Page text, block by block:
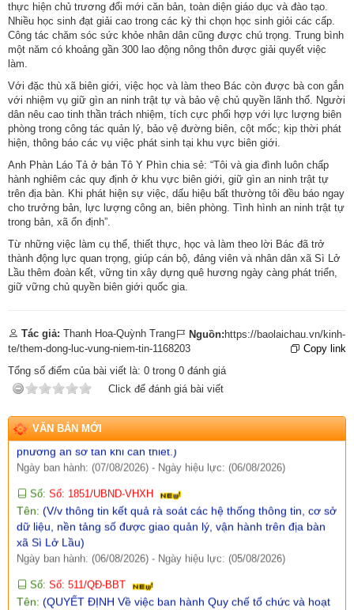
thực hiện chủ trương đổi mới căn bản, toàn diện giáo dục và đào tạo.
Nhiều học sinh đạt giải cao trong các kỳ thi chọn học sinh giỏi các cấp.
Công tác chăm sóc sức khỏe nhân dân cũng được chú trọng. Trung bình
một năm có khoảng gần 300 lao động nông thôn được giải quyết việc
làm.
Với đặc thù xã biên giới, việc học và làm theo Bác còn được bà con gắn
với nhiệm vụ giữ gìn an ninh trật tự và bảo vệ chủ quyền lãnh thổ. Người
dân nêu cao tinh thần trách nhiệm, tích cực phối hợp với lực lượng biên
phòng trong công tác quản lý, bảo vệ đường biên, cột mốc; kịp thời phát
hiện, thông báo các vụ việc phát sinh tại khu vực biên giới.
Anh Phàn Láo Tả ở bản Tô Y Phìn chia sẻ: “Tôi và gia đình luôn chấp
hành nghiêm các quy định ở khu vực biên giới, giữ gìn an ninh trật tự
trên địa bàn. Khi phát hiện sự việc, dấu hiệu bất thường tôi đều báo ngay
cho trưởng bản, lực lượng công an, biên phòng. Tình hình an ninh trật tự
trong bản, xã ổn định”.
Từ những việc làm cụ thể, thiết thực, học và làm theo lời Bác đã trở
thành động lực quan trọng, giúp cán bộ, đảng viên và nhân dân xã Sì Lở
Lầu thêm đoàn kết, vững tin xây dựng quê hương ngày càng phát triển,
giữ vững chủ quyền biên giới quốc gia.
Tác giả: Thanh Hoa-Quỳnh Trang Nguồn: https://baolaichau.vn/kinh-
te/them-dong-luc-vung-niem-tin-1168203
Copy link
Tổng số điểm của bài viết là: 0 trong 0 đánh giá
Click để đánh giá bài viết
VĂN BẢN MỚI
Số:Số:1862 /KH-UBND
Tên: (KẾ HOẠCH Tuyên truyền ứng dụng khoa học, công nghệ
và đổi mới sáng tạo trên địa bàn xã Sì Lở Lầu giai đoạn 2026 -
2030)
Ngày ban hành: (07/08/2026) - Ngày hiệu lực: (06/08/2026)
Tên:(BÁO CÁO Kết quả rà soát, đề xuất điều chỉnh dự toán
kinh phí thực hiện các dự án, nhiệm vụ khoa học, công nghệ,
đổi mới sáng tạo và chuyển đổi số năm 2026)
Tên: (V/v triển khai thực hiện Nghị định số 301/2026/NĐ-CP
ngày 30/7/2026 của Chính phủ)
Ngày ban hành: (07/08/2026) -Ngày hiệu lực: (05/08/2026)
Tên:(V/v Rà soát các điểm dân cư có nguy cơ sạt lở và lập
phương án sơ tán khi cần thiết.)
Ngày ban hành: (07/08/2026) -Ngày hiệu lực: (06/08/2026)
Số:Số: 1851/UBND-VHXH
Tên:(V/v thông tin kết quả rà soát các hệ thống thông tin, cơ sở
dữ liệu, nền tảng số được giao quản lý, vận hành trên địa bàn
xã Sì Lở Lầu)
Ngày ban hành: (06/08/2026)
Số:Số: 511/QĐ-BBT
Tên:(QUYẾT ĐỊNH Về việc ban hành Quy chế tổ chức và hoạt
động của Trang thông tin điện tử xã Sì Lở Lầu)